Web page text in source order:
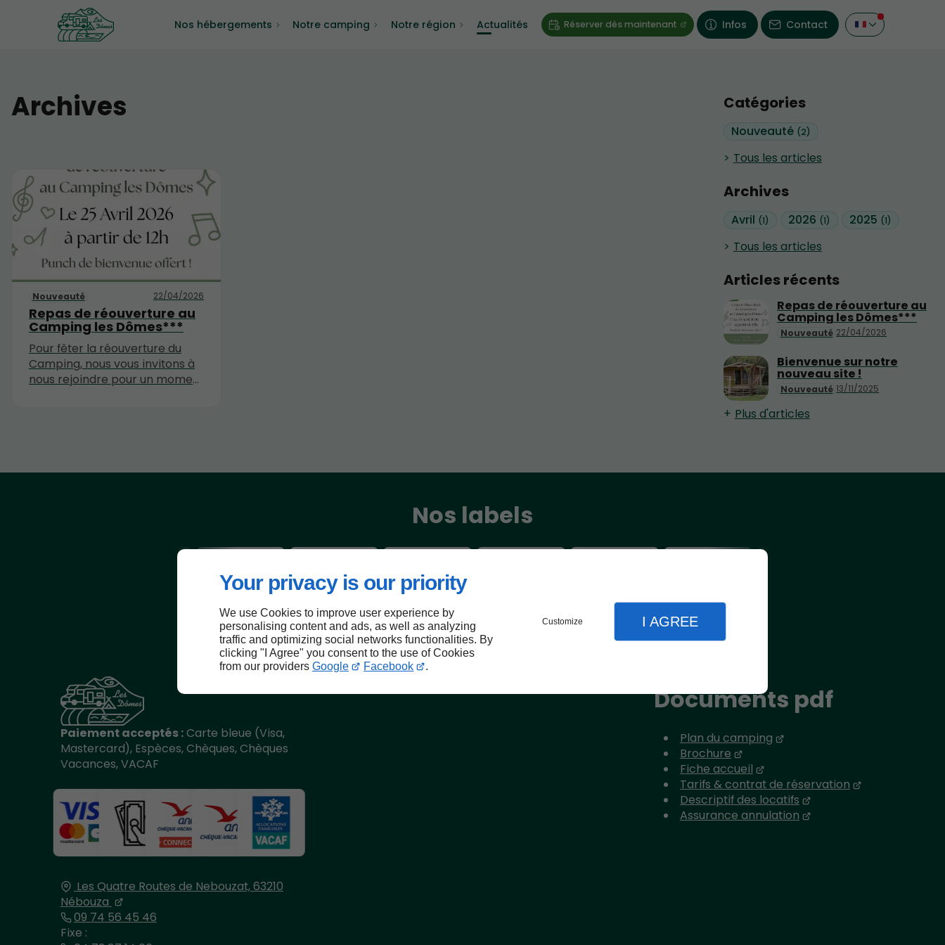
Your privacy is our priority
We use Cookies to improve user experience by
personalising content and ads, as well as analyzing
traffic and optimizing social networks functionalities. By
clicking "I Agree" you consent to the use of Cookies
from our providers Google Facebook .
Customize I AGREE
Nos hébergements Notre camping Notre région Actualités Réserver dès maintenant Infos Contact
Catégories
Nouveauté (2)
Tous les articles
Archives
Avril (1) 2026 (1) 2025 (1)
Tous les articles
Articles récents
Nouveauté 22/04/2026
Repas de réouverture au
Camping les Dômes***
Nouveauté 13/11/2025
Bienvenue sur notre
nouveau site !
Plus d'articles
Archives
Nouveauté 22/04/2026
Repas de réouverture au
Camping les Dômes***
Pour fêter la réouverture du
Camping, nous vous invitons à
nous rejoindre pour un moment
Nos labels
Paiement acceptés :Carte bleue (Visa,
Mastercard), Espèces, Chèques, Chèques
Vacances, VACAF
Les Quatre Routes de Nebouzat,63210
Nébouza
09 74 56 45 46
Fixe :
Documents pdf
Plan du camping
Brochure
Fiche accueil
Tarifs & contrat de réservation
Descriptif des locatifs
Assurance annulation